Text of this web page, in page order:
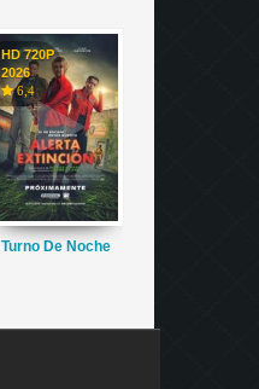
HD 720P
2026
6,4
Turno De Noche